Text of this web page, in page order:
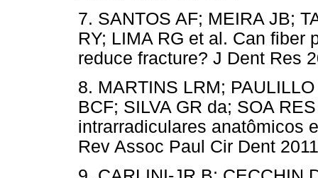
7. SANTOS AF; MEIRA JB;
RY; LIMA RG et al. Can fiber
reduce fracture? J Dent Res
8. MARTINS LRM;
BCF; SILVA GR da; SOA
intrarradiculares anatômicos
Rev Assoc Paul Cir Dent